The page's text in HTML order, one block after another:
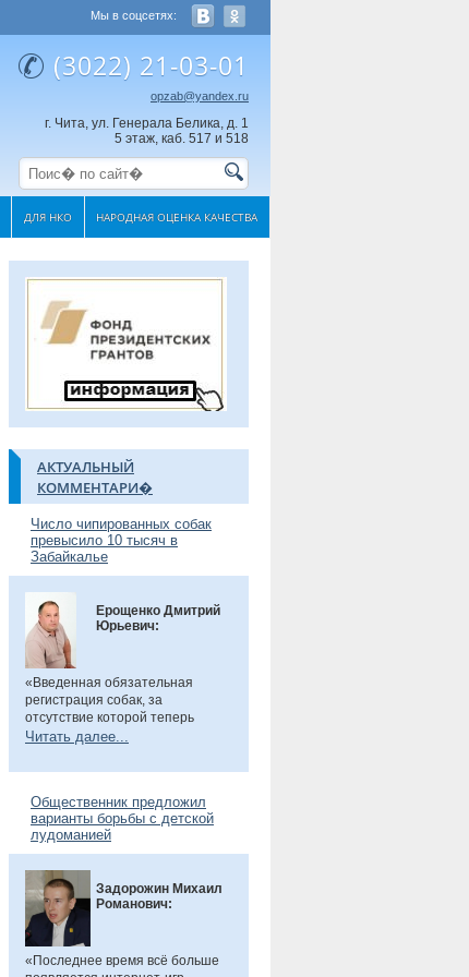
Мы в соцсетях:
(3022) 21-03-01
opzab@yandex.ru
г. Чита, ул. Генерала Белика, д. 1
5 этаж, каб. 517 и 518
ДЛЯ НКО НАРОДНАЯ ОЦЕНКА КАЧЕСТВА
АКТУАЛЬНЫЙ
КОММЕНТАРИ�
Число чипированных собак
превысило 10 тысяч в
Забайкалье
Ерощенко Дмитрий
Юрьевич:
«Введенная обязательная
регистрация собак, за
отсутствие которой теперь
предусмотрен штраф. Эта мера
учет домашних животных и
владельцев. Особенно важно,
что регистрация бесплатна, а
владельцам нужно лишь
оплатить чип или метку. Новые
правила помогут сделать
контроль за питомцами более
прозрачным и системным», -
сказал общественник.
Читать далее...
Общественник предложил
варианты борьбы с детской
лудоманией
Задорожин Михаил
Романович:
«Последнее время всё больше